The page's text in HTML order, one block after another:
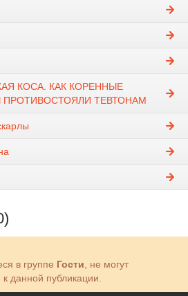
КОСА. КАК КОРЕННЫЕ
ПРОТИВОСТОЯЛИ ТЕВТОНАМ
в группе Гости , не могут
данной публикации.